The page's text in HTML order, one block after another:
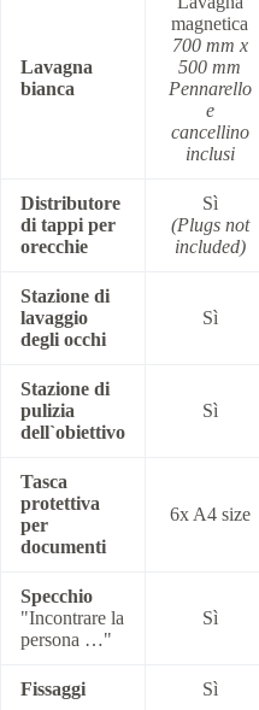
Lavagna
bianca
magnetica
700 mm x
500 mm
Pennarello
e
cancellino
inclusi
Distributore
di tappi per
orecchie
Sì
(Plugs not
included)
Stazione di
lavaggio
degli occhi
Sì
Stazione di
pulizia
dell`obiettivo
Sì
Tasca
protettiva
per
documenti
6x A4 size
Specchio
"Incontrare la
persona …"
Sì
Fissaggi Sì